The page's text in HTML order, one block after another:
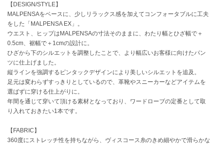
CODE A
コードエー
COLE HAAN
コール ハーン
CONVERSE
コンバース
DANSKIN
【DESIGN/STYLE】
MALPENSAをベースに、少しリラックス感を加えてコンフォータブルに工夫
をした「MALPENSA EX」。
ウエスト、ヒップはMALPENSAの寸法そのままに、わたり幅とひざ幅で＋
0.5cm、裾幅で＋1cmの設計に。
ひざから下のシルエットを調整したことで、より幅広いお客様に向けたパン
ツに仕上げました。
縦ラインを強調するピンタックデザインにより美しいシルエットを追及。
足元は変わらずすっきりとしているので、革靴やスニーカーなどアイテムを
選ばずに穿ける仕上がりに。
年間を通じて穿いて頂ける素材となっており、ワードローブの定番として取
り入れておきたい1本です。
【FABRIC】
360度にストレッチ性を持ちながら、ヴィスコース糸のきめ細やかで滑らかな